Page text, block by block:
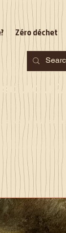
Zéro déchet
Je serai en